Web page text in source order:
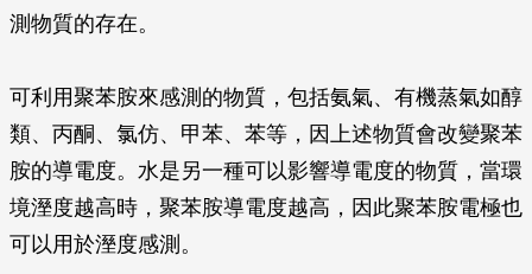
測物質的存在。
可利用聚苯胺來感測的物質，包括氨氣、有機蒸氣如醇
類、丙酮、氯仿、甲苯、苯等，因上述物質會改變聚苯
胺的導電度。水是另一種可以影響導電度的物質，當環
境溼度越高時，聚苯胺導電度越高，因此聚苯胺電極也
可以用於溼度感測。